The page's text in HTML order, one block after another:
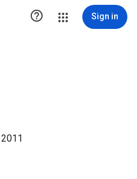
 Sign in